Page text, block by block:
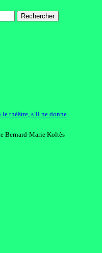
théâtre, s’il ne donne
Bernard-Marie Koltès